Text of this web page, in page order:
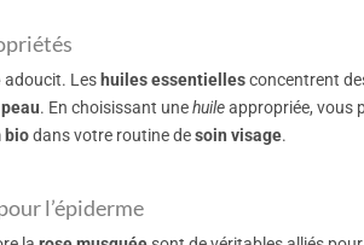
adoucit. Les huiles essentiellesconcentrent
. En choisissant unehuileappropriée, vous
biodans votre routine desoin visage.
l’épiderme